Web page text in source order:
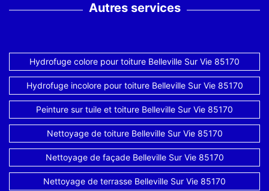
Autres services
Hydrofuge colore pour toiture Belleville Sur Vie 85170
Hydrofuge incolore pour toiture Belleville Sur Vie 85170
Peinture sur tuile et toiture Belleville Sur Vie 85170
Nettoyage de toiture Belleville Sur Vie 85170
Nettoyage de façade Belleville Sur Vie 85170
Nettoyage de terrasse Belleville Sur Vie 85170